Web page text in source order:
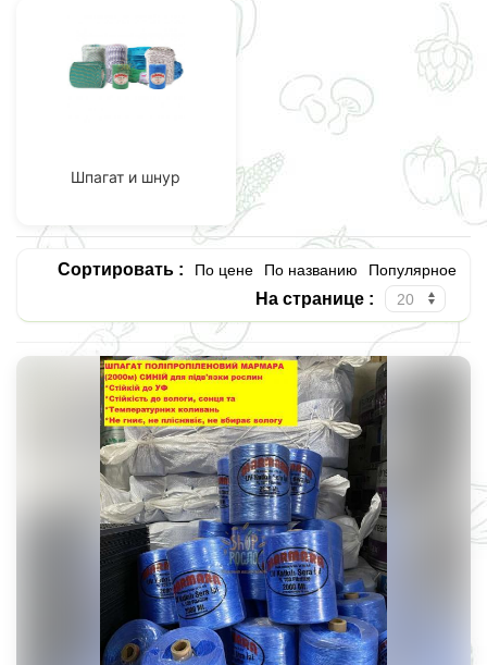
Шпагат и шнур
Сортировать : По цене По названию Популярное
На странице :